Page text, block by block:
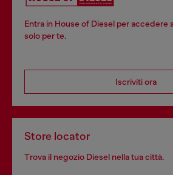
Entra in House of Diesel per accedere
solo per te.
Iscriviti ora
Store locator
Trova il negozio Diesel nella tua città.